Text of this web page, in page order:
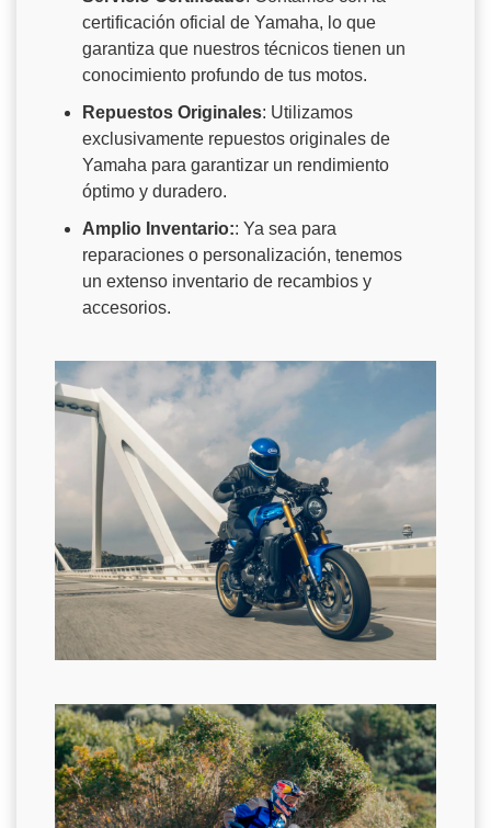
certificación oficial de Yamaha, lo que
garantiza que nuestros técnicos tienen un
conocimiento profundo de tus motos.
Repuestos Originales: Utilizamos
exclusivamente repuestos originales de
Yamaha para garantizar un rendimiento
óptimo y duradero.
Amplio Inventario:: Ya sea para
reparaciones o personalización, tenemos
un extenso inventario de recambios y
accesorios.